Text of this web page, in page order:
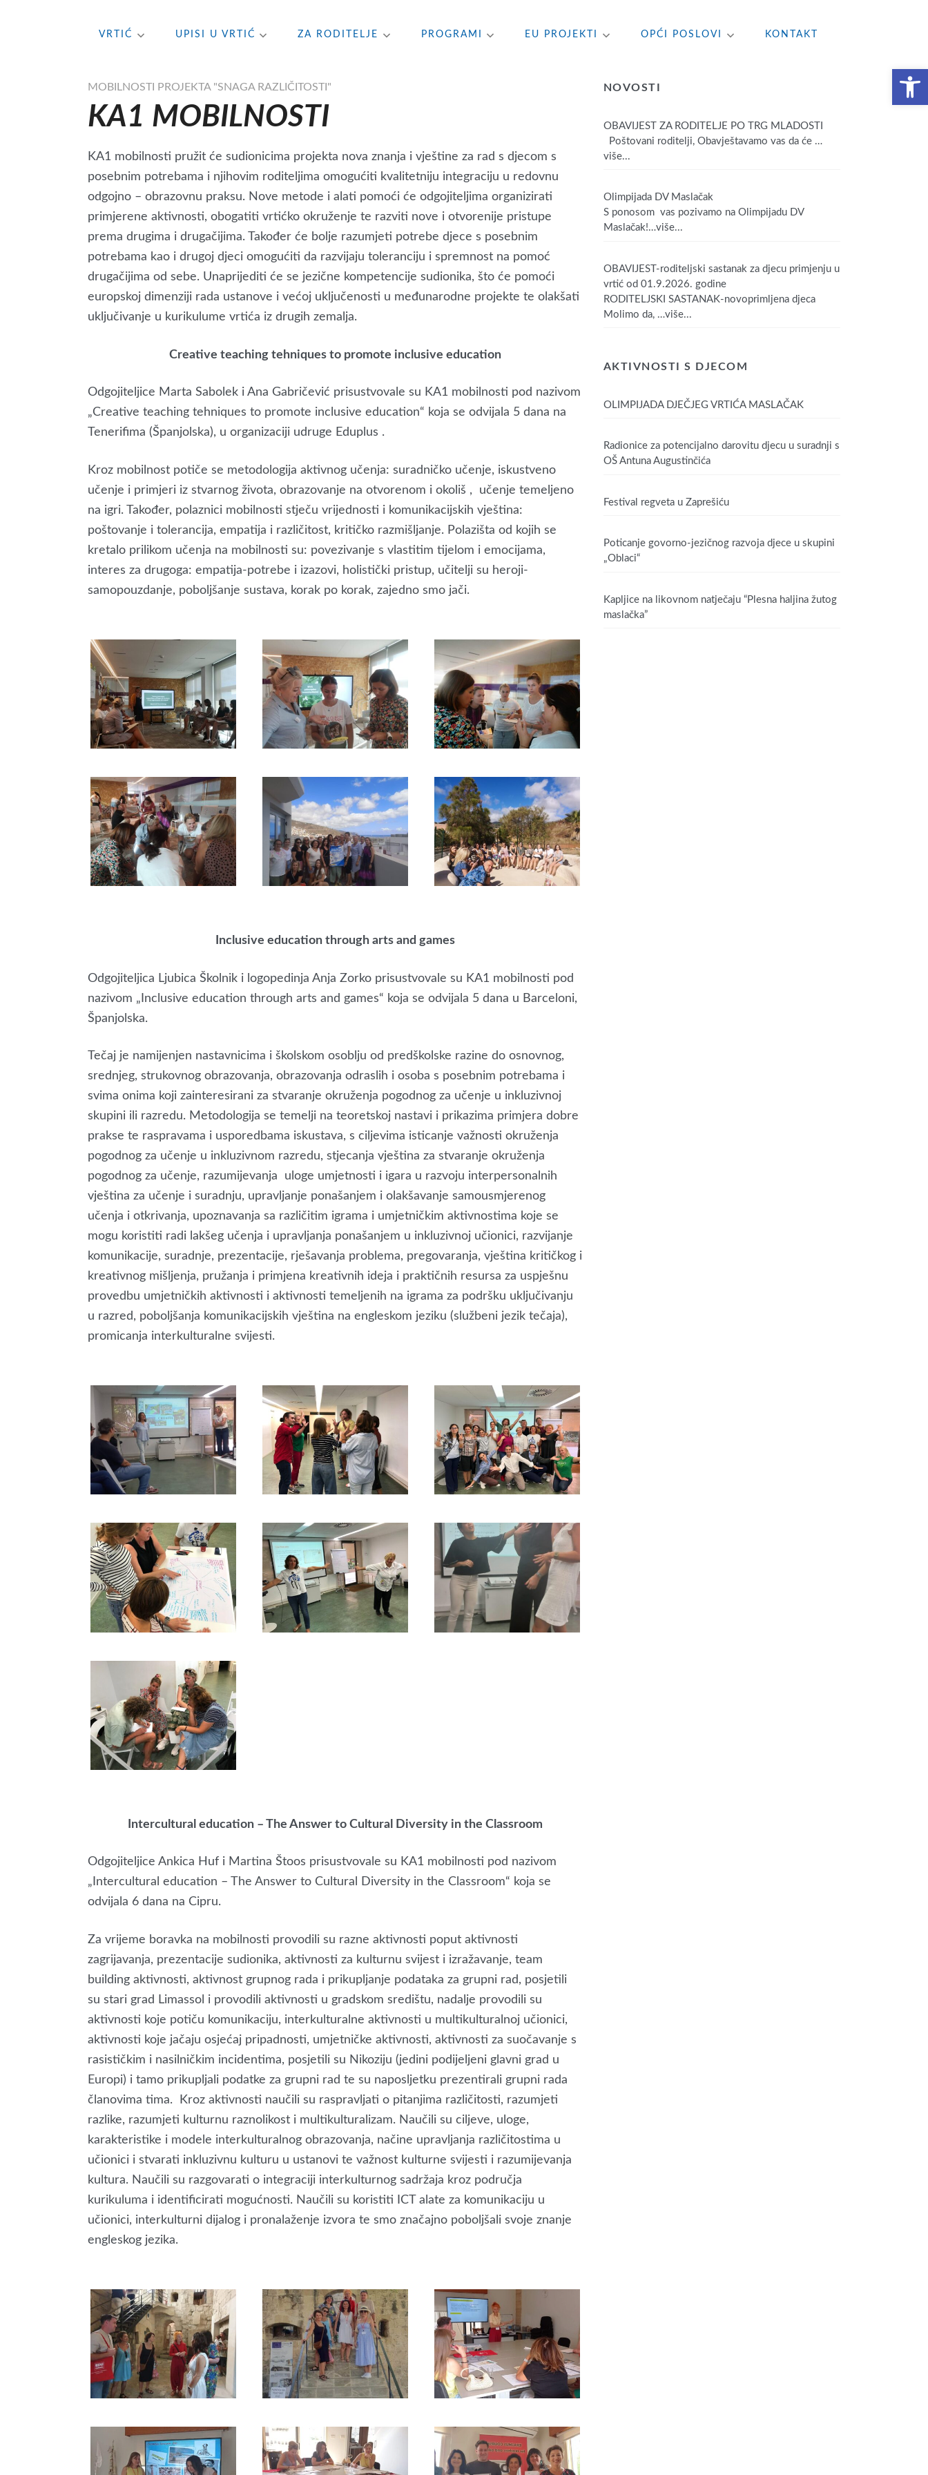
Open toolbar
VRTIĆ UPISI U VRTIĆ ZA RODITELJE PROGRAMI EU PROJEKTI OPĆI POSLOVI KONTAKT
MOBILNOSTI PROJEKTA "SNAGA RAZLIČITOSTI"
KA1 MOBILNOSTI
KA1 mobilnosti pružit će sudionicima projekta nova znanja i vještine za rad s djecom s
posebnim potrebama i njihovim roditeljima omogućiti kvalitetniju integraciju u redovnu
odgojno – obrazovnu praksu. Nove metode i alati pomoći će odgojiteljima organizirati
primjerene aktivnosti, obogatiti vrtićko okruženje te razviti nove i otvorenije pristupe
prema drugima i drugačijima. Također će bolje razumjeti potrebe djece s posebnim
potrebama kao i drugoj djeci omogućiti da razvijaju toleranciju i spremnost na pomoć
drugačijima od sebe. Unaprijediti će se jezične kompetencije sudionika, što će pomoći
europskoj dimenziji rada ustanove i većoj uključenosti u međunarodne projekte te olakšati
uključivanje u kurikulume vrtića iz drugih zemalja.
Creative teaching tehniques to promote inclusive education
Odgojiteljice Marta Sabolek i Ana Gabričević prisustvovale su KA1 mobilnosti pod nazivom
„Creative teaching tehniques to promote inclusive education“ koja se odvijala 5 dana na
Tenerifima (Španjolska), u organizaciji udruge Eduplus .
Kroz mobilnost potiče se metodologija aktivnog učenja: suradničko učenje, iskustveno
učenje i primjeri iz stvarnog života, obrazovanje na otvorenom i okoliš , učenje temeljeno
na igri. Također, polaznici mobilnosti stječu vrijednosti i komunikacijskih vještina:
poštovanje i tolerancija, empatija i različitost, kritičko razmišljanje. Polazišta od kojih se
kretalo prilikom učenja na mobilnosti su: povezivanje s vlastitim tijelom i emocijama,
interes za drugoga: empatija-potrebe i izazovi, holistički pristup, učitelji su heroji-
samopouzdanje, poboljšanje sustava, korak po korak, zajedno smo jači.
Inclusive education through arts and games
Odgojiteljica Ljubica Školnik i logopedinja Anja Zorko prisustvovale su KA1 mobilnosti pod
nazivom „Inclusive education through arts and games“ koja se odvijala 5 dana u Barceloni,
Španjolska.
Tečaj je namijenjen nastavnicima i školskom osoblju od predškolske razine do osnovnog,
srednjeg, strukovnog obrazovanja, obrazovanja odraslih i osoba s posebnim potrebama i
svima onima koji zainteresirani za stvaranje okruženja pogodnog za učenje u inkluzivnoj
skupini ili razredu. Metodologija se temelji na teoretskoj nastavi i prikazima primjera dobre
prakse te raspravama i usporedbama iskustava, s ciljevima isticanje važnosti okruženja
pogodnog za učenje u inkluzivnom razredu, stjecanja vještina za stvaranje okruženja
pogodnog za učenje, razumijevanja uloge umjetnosti i igara u razvoju interpersonalnih
vještina za učenje i suradnju, upravljanje ponašanjem i olakšavanje samousmjerenog
učenja i otkrivanja, upoznavanja sa različitim igrama i umjetničkim aktivnostima koje se
mogu koristiti radi lakšeg učenja i upravljanja ponašanjem u inkluzivnoj učionici, razvijanje
komunikacije, suradnje, prezentacije, rješavanja problema, pregovaranja, vještina kritičkog i
kreativnog mišljenja, pružanja i primjena kreativnih ideja i praktičnih resursa za uspješnu
provedbu umjetničkih aktivnosti i aktivnosti temeljenih na igrama za podršku uključivanju
u razred, poboljšanja komunikacijskih vještina na engleskom jeziku (službeni jezik tečaja),
promicanja interkulturalne svijesti.
Intercultural education – The Answer to Cultural Diversity in the Classroom
Odgojiteljice Ankica Huf i Martina Štoos prisustvovale su KA1 mobilnosti pod nazivom
„Intercultural education – The Answer to Cultural Diversity in the Classroom“ koja se
odvijala 6 dana na Cipru.
Za vrijeme boravka na mobilnosti provodili su razne aktivnosti poput aktivnosti
zagrijavanja, prezentacije sudionika, aktivnosti za kulturnu svijest i izražavanje, team
building aktivnosti, aktivnost grupnog rada i prikupljanje podataka za grupni rad, posjetili
su stari grad Limassol i provodili aktivnosti u gradskom središtu, nadalje provodili su
aktivnosti koje potiču komunikaciju, interkulturalne aktivnosti u multikulturalnoj učionici,
aktivnosti koje jačaju osjećaj pripadnosti, umjetničke aktivnosti, aktivnosti za suočavanje s
rasističkim i nasilničkim incidentima, posjetili su Nikoziju (jedini podijeljeni glavni grad u
Europi) i tamo prikupljali podatke za grupni rad te su naposljetku prezentirali grupni rada
članovima tima. Kroz aktivnosti naučili su raspravljati o pitanjima različitosti, razumjeti
razlike, razumjeti kulturnu raznolikost i multikulturalizam. Naučili su ciljeve, uloge,
karakteristike i modele interkulturalnog obrazovanja, načine upravljanja različitostima u
učionici i stvarati inkluzivnu kulturu u ustanovi te važnost kulturne svijesti i razumijevanja
kultura. Naučili su razgovarati o integraciji interkulturnog sadržaja kroz područja
kurikuluma i identificirati mogućnosti. Naučili su koristiti ICT alate za komunikaciju u
učionici, interkulturni dijalog i pronalaženje izvora te smo značajno poboljšali svoje znanje
engleskog jezika.
NOVOSTI
OBAVIJEST ZA RODITELJE PO TRG MLADOSTI
Poštovani roditelji, Obavještavamo vas da će …
više...
Olimpijada DV Maslačak
S ponosom vas pozivamo na Olimpijadu DV
Maslačak!…više...
OBAVIJEST-roditeljski sastanak za djecu primjenju u
vrtić od 01.9.2026. godine
RODITELJSKI SASTANAK-novoprimljena djeca
Molimo da, …više...
AKTIVNOSTI S DJECOM
OLIMPIJADA DJEČJEG VRTIĆA MASLAČAK
Radionice za potencijalno darovitu djecu u suradnji s
OŠ Antuna Augustinčića
Festival regveta u Zaprešiću
Poticanje govorno-jezičnog razvoja djece u skupini
„Oblaci“
Kapljice na likovnom natječaju “Plesna haljina žutog
maslačka”